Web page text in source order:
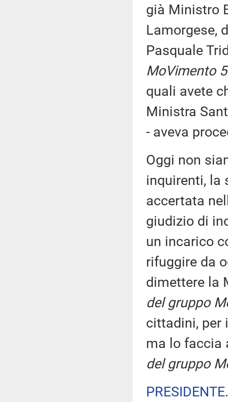
già Ministro
Lamorgese,
Pasquale
MoVimento
quali avete
Ministra
- aveva
Oggi non
inquirenti, la
accertata
giudizio di
un incarico
rifuggire da
dimettere la
del gruppo
cittadini, per
ma lo faccia
del gruppo
PRESIDENTE